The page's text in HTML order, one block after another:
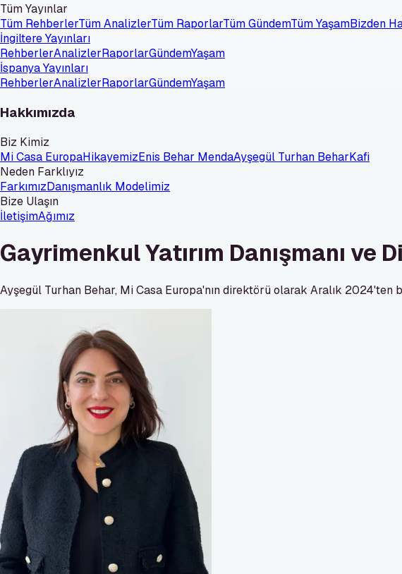
Tüm Yayınlar
Tüm RehberlerTüm AnalizlerTüm RaporlarTüm GündemTüm YaşamBizden
İngiltere Yayınları
RehberlerAnalizlerRaporlarGündemYaşam
İspanya Yayınları
RehberlerAnalizlerRaporlarGündemYaşam
Hakkımızda
Biz Kimiz
Mi Casa EuropaHikayemizEnis Behar MendaAyşegül Turhan BeharKafi
Neden Farklıyız
FarkımızDanışmanlık Modelimiz
Bize Ulaşın
İletişimAğımız
Gayrimenkul Yatırım Danışmanı ve
Ayşegül Turhan Behar, Mi Casa Europa'nın direktörü olarak Aralık